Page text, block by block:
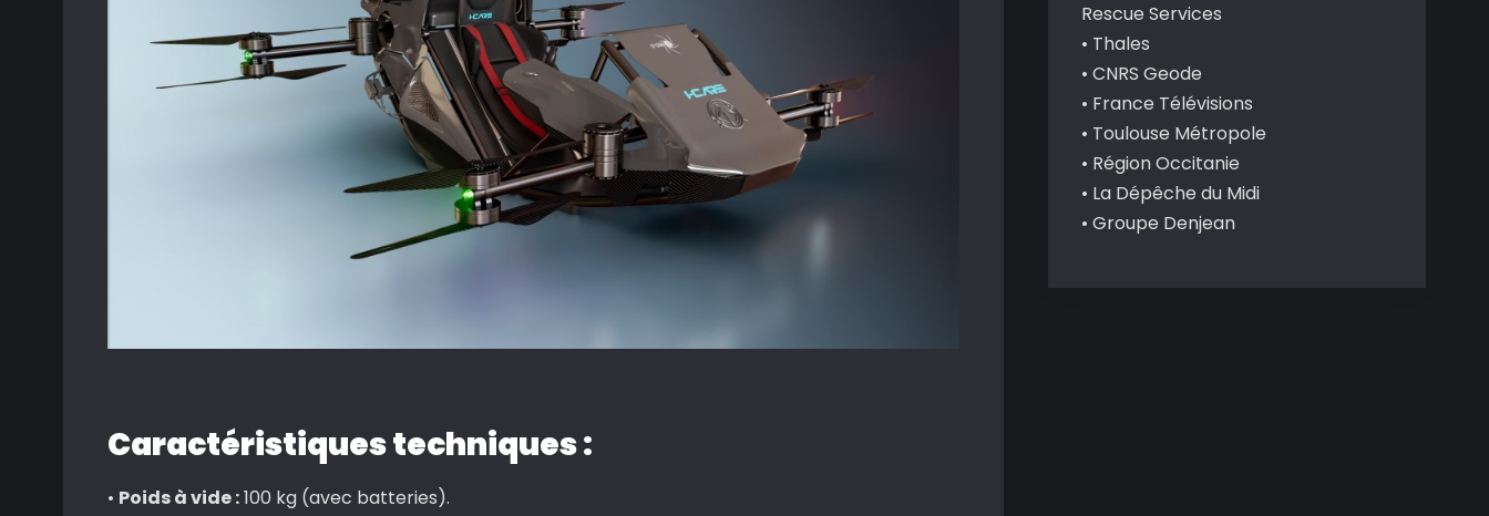
Caractéristiques techniques :
• Poids à vide :100 kg (avec batteries).
Rescue Services
• Thales
• CNRS Geode
• France Télévisions
• Toulouse Métropole
• Région Occitanie
• La Dépêche du Midi
• Groupe Denjean